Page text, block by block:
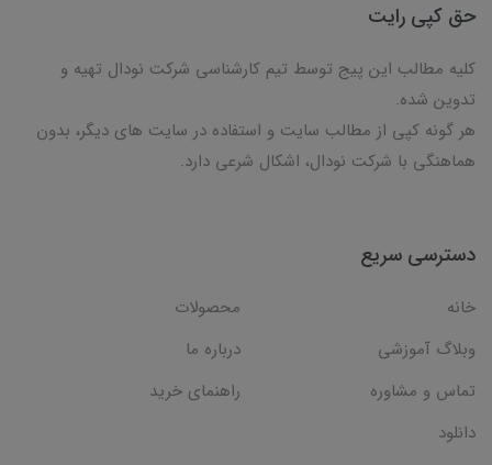
حق کپی رایت
کلیه مطالب این پیج توسط تیم کارشناسی شرکت نودال تهیه و
تدوین شده.
هر گونه کپی از مطالب سایت و استفاده در سایت های دیگر، بدون
هماهنگی با شرکت نودال، اشکال شرعی دارد.
دسترسی سریع
خانه
محصولات
وبلاگ آموزشی
درباره ما
تماس و مشاوره
راهنمای خرید
دانلود